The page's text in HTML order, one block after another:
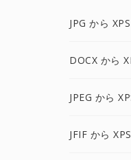
JPG から
DOCX から
JPEG から
JFIF から